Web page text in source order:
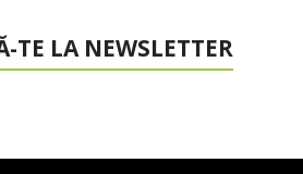
TE LA NEWSLETTER